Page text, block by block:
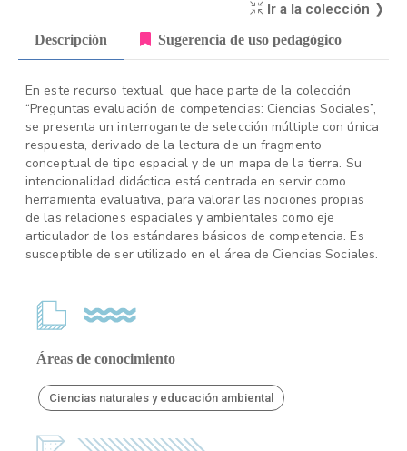
Ir a la colección ❭
Descripción Sugerencia de uso pedagógico
En este recurso textual, que hace parte de la colección
“Preguntas evaluación de competencias: Ciencias Sociales”,
se presenta un interrogante de selección múltiple con única
respuesta, derivado de la lectura de un fragmento
conceptual de tipo espacial y de un mapa de la tierra. Su
intencionalidad didáctica está centrada en servir como
herramienta evaluativa, para valorar las nociones propias
de las relaciones espaciales y ambientales como eje
articulador de los estándares básicos de competencia. Es
susceptible de ser utilizado en el área de Ciencias Sociales.
Áreas de conocimiento
Ciencias naturales y educación ambiental